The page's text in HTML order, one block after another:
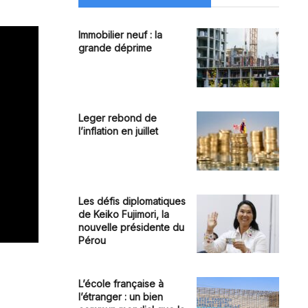
Immobilier neuf : la
grande déprime
Leger rebond de
l’inflation en juillet
Les défis diplomatiques
de Keiko Fujimori, la
nouvelle présidente du
Pérou
L’école française à
l’étranger : un bien